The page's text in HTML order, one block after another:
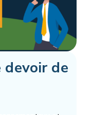
devoir de